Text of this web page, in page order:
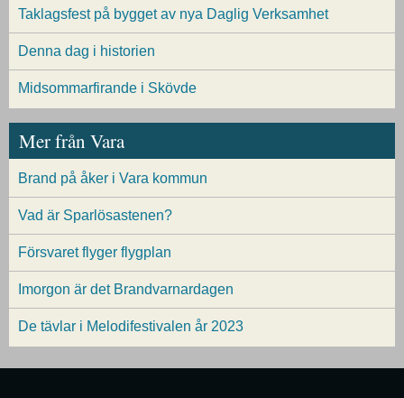
Taklagsfest på bygget av nya Daglig Verksamhet
Denna dag i historien
Midsommarfirande i Skövde
Mer från Vara
Brand på åker i Vara kommun
Vad är Sparlösastenen?
Försvaret flyger flygplan
Imorgon är det Brandvarnardagen
De tävlar i Melodifestivalen år 2023